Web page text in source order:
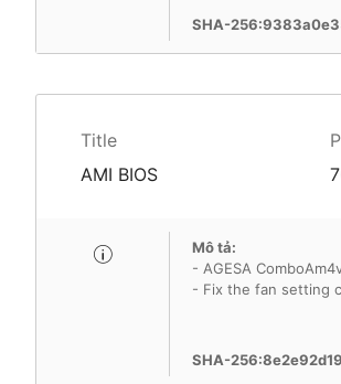
SHA-
Title
AMI BIOS
Mô tả:
- AGESA
- Fix the fan setting
SHA-